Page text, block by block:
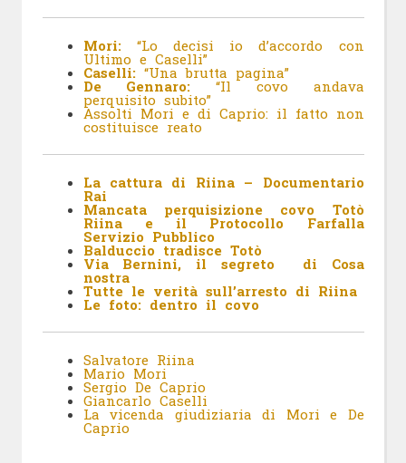
Mori:“Lo decisi io d’accordo con
Ultimo e Caselli”
Caselli:“Una brutta pagina”
De Gennaro: “Il covo andava
perquisito subito”
Assolti Mori e di Caprio: il fatto non
costituisce reato
La cattura di Riina – Documentario
Rai
Mancata perquisizione covo Totò
Riina e il Protocollo Farfalla
Servizio Pubblico
Balduccio tradisce Totò
Via Bernini, il segreto di Cosa
nostra
Tutte le verità sull’arresto di Riina
Le foto: dentro il covo
Salvatore Riina
Mario Mori
Sergio De Caprio
Giancarlo Caselli
La vicenda giudiziaria di Mori e De
Caprio